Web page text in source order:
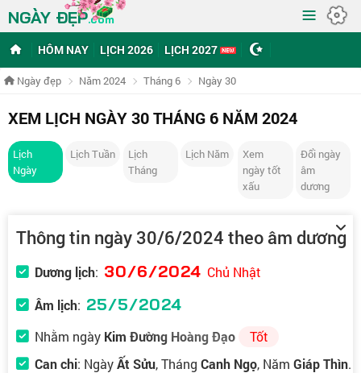
NGÀY ĐẸP.com ≡
HÔM NAY LỊCH 2026 LỊCH 2027
Ngày đẹp Năm 2024 Tháng 6 Ngày 30
XEM LỊCH NGÀY 30 THÁNG 6 NĂM 2024
Lịch
Ngày
Lịch Tuần
Lịch
Tháng
Lịch Năm
Xem
ngày tốt
xấu
Đổi ngày
âm
dương
Thông tin ngày 30/6/2024 theo âm dương
Dương lịch: 30/6/2024 Chủ Nhật
Âm lịch: 25/5/2024
Nhằm ngày Kim Đường Hoàng Đạo
Tốt
Can chi: NgàyẤt Sửu, Tháng Canh Ngọ, Năm Giáp Thìn.